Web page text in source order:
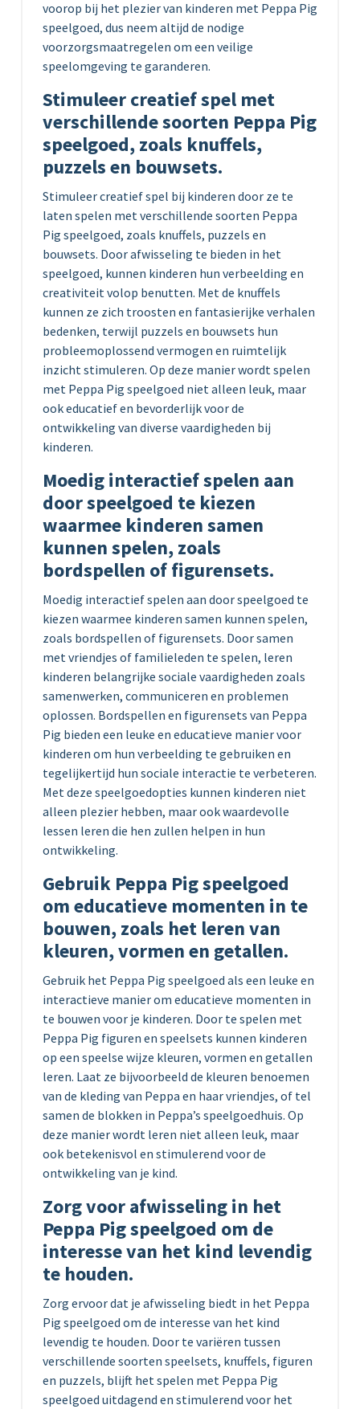
voorop bij het plezier van kinderen met Peppa Pig
speelgoed, dus neem altijd de nodige
voorzorgsmaatregelen om een veilige
speelomgeving te garanderen.
Stimuleer creatief spel met
verschillende soorten Peppa Pig
speelgoed, zoals knuffels,
puzzels en bouwsets.
Stimuleer creatief spel bij kinderen door ze te
laten spelen met verschillende soorten Peppa
Pig speelgoed, zoals knuffels, puzzels en
bouwsets. Door afwisseling te bieden in het
speelgoed, kunnen kinderen hun verbeelding en
creativiteit volop benutten. Met de knuffels
kunnen ze zich troosten en fantasierijke verhalen
bedenken, terwijl puzzels en bouwsets hun
probleemoplossend vermogen en ruimtelijk
inzicht stimuleren. Op deze manier wordt spelen
met Peppa Pig speelgoed niet alleen leuk, maar
ook educatief en bevorderlijk voor de
ontwikkeling van diverse vaardigheden bij
kinderen.
Moedig interactief spelen aan
door speelgoed te kiezen
waarmee kinderen samen
kunnen spelen, zoals
bordspellen of figurensets.
Moedig interactief spelen aan door speelgoed te
kiezen waarmee kinderen samen kunnen spelen,
zoals bordspellen of figurensets. Door samen
met vriendjes of familieleden te spelen, leren
kinderen belangrijke sociale vaardigheden zoals
samenwerken, communiceren en problemen
oplossen. Bordspellen en figurensets van Peppa
Pig bieden een leuke en educatieve manier voor
kinderen om hun verbeelding te gebruiken en
tegelijkertijd hun sociale interactie te verbeteren.
Met deze speelgoedopties kunnen kinderen niet
alleen plezier hebben, maar ook waardevolle
lessen leren die hen zullen helpen in hun
ontwikkeling.
Gebruik Peppa Pig speelgoed
om educatieve momenten in te
bouwen, zoals het leren van
kleuren, vormen en getallen.
Gebruik het Peppa Pig speelgoed als een leuke en
interactieve manier om educatieve momenten in
te bouwen voor je kinderen. Door te spelen met
Peppa Pig figuren en speelsets kunnen kinderen
op een speelse wijze kleuren, vormen en getallen
leren. Laat ze bijvoorbeeld de kleuren benoemen
van de kleding van Peppa en haar vriendjes, of tel
samen de blokken in Peppa’s speelgoedhuis. Op
deze manier wordt leren niet alleen leuk, maar
ook betekenisvol en stimulerend voor de
ontwikkeling van je kind.
Zorg voor afwisseling in het
Peppa Pig speelgoed om de
interesse van het kind levendig
te houden.
Zorg ervoor dat je afwisseling biedt in het Peppa
Pig speelgoed om de interesse van het kind
levendig te houden. Door te variëren tussen
verschillende soorten speelsets, knuffels, figuren
en puzzels, blijft het spelen met Peppa Pig
speelgoed uitdagend en stimulerend voor het